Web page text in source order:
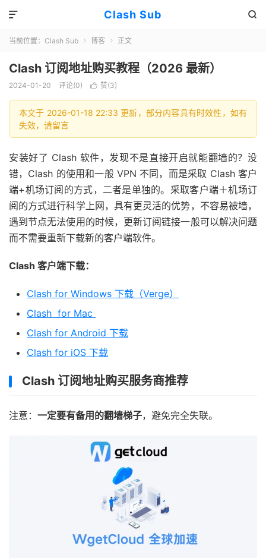
Clash Sub 

当前位置： Clash Sub  博客  正文
Clash 订阅地址购买教程（2026 最新）
2024-01-20 评论(0)  赞(3)
本文于 2026-01-18 22:33 更新，部分内容具有时效性，如有
失效，请留言
安装好了 Clash 软件，发现不是直接开启就能翻墙的？没
错，Clash 的使用和一般 VPN 不同，而是采取 Clash 客户
端+机场订阅的方式，二者是单独的。采取客户端＋机场订
阅的方式进行科学上网，具有更灵活的优势，不容易被墙，
遇到节点无法使用的时候，更新订阅链接一般可以解决问题
而不需要重新下载新的客户端软件。
Clash 客户端下载：
Clash for Windows 下载（Verge）
Clash for Mac
Clash for Android 下载
Clash for iOS 下载
Clash 订阅地址购买服务商推荐
注意： 一定要有备用的翻墙梯子，避免完全失联。